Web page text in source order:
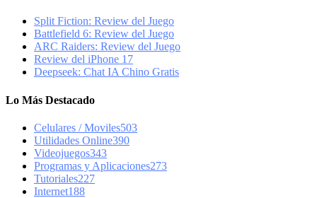
Split Fiction: Review del Juego
Battlefield 6: Review del Juego
ARC Raiders: Review del Juego
Review del iPhone 17
Deepseek: Chat IA Chino Gratis
Lo Más Destacado
Celulares / Moviles503
Utilidades Online390
Videojuegos343
Programas y Aplicaciones273
Tutoriales227
Internet188